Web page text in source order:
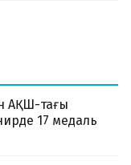
АҚШ-тағы
17 медаль